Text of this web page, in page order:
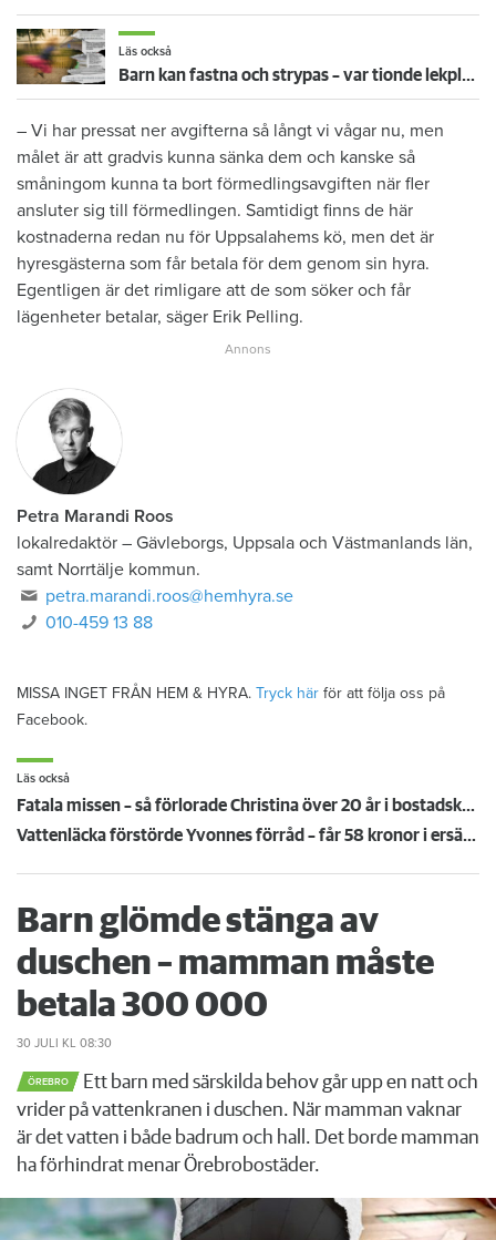
Läs också
Barn kan fastna och strypas – var tionde lekplats har allvarliga brister
– Vi har pressat ner avgifterna så långt vi vågar nu, men
målet är att gradvis kunna sänka dem och kanske så
småningom kunna ta bort förmedlingsavgiften när fler
ansluter sig till förmedlingen. Samtidigt finns de här
kostnaderna redan nu för Uppsalahems kö, men det är
hyresgästerna som får betala för dem genom sin hyra.
Egentligen är det rimligare att de som söker och får
lägenheter betalar, säger Erik Pelling.
Petra Marandi Roos
lokalredaktör – Gävleborgs, Uppsala och Västmanlands län,
samt Norrtälje kommun.
petra.marandi.roos@hemhyra.se
010-459 13 88
MISSA INGET FRÅN HEM & HYRA. Tryck här för att följa oss på
Facebook.
Läs också
Fatala missen – så förlorade Christina över 20 år i bostadskön
Vattenläcka förstörde Yvonnes förråd – får 58 kronor i ersättning: "Provocerande lite!"
Barn glömde stänga av
duschen – mamman måste
betala 300 000
30 JULI KL 08:30
ÖREBRO
Ett barn med särskilda behov går upp en natt och
vrider på vattenkranen i duschen. När mamman vaknar
är det vatten i både badrum och hall. Det borde mamman
ha förhindrat menar Örebrobostäder.